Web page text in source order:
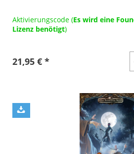
Aktivierungscode (Es wird eine
Lizenz benötigt)
21,95 € *